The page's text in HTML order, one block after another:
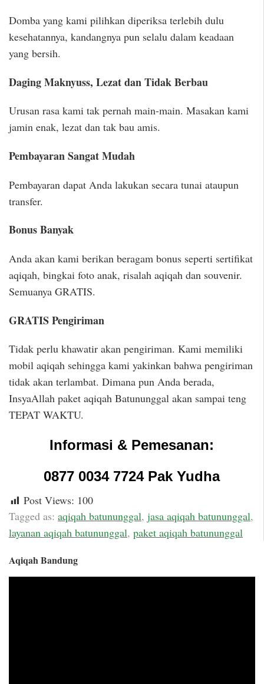
Domba yang kami pilihkan diperiksa terlebih dulu
kesehatannya, kandangnya pun selalu dalam keadaan
yang bersih.
Daging Maknyuss, Lezat dan Tidak Berbau
Urusan rasa kami tak pernah main-main. Masakan kami
jamin enak, lezat dan tak bau amis.
Pembayaran Sangat Mudah
Pembayaran dapat Anda lakukan secara tunai ataupun
transfer.
Bonus Banyak
Anda akan kami berikan beragam bonus seperti sertifikat
aqiqah, bingkai foto anak, risalah aqiqah dan souvenir.
Semuanya GRATIS.
GRATIS Pengiriman
Tidak perlu khawatir akan pengiriman. Kami memiliki
mobil aqiqah sehingga kami yakinkan bahwa pengiriman
tidak akan terlambat. Dimana pun Anda berada,
InsyaAllah paket aqiqah Batununggal akan sampai teng
TEPAT WAKTU.
Informasi & Pemesanan:
0877 0034 7724 Pak Yudha
Post Views: 100
Tagged as: aqiqah batununggal, jasa aqiqah batununggal,
layanan aqiqah batununggal, paket aqiqah batununggal
Aqiqah Bandung